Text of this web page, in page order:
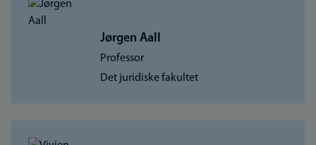
Jørgen Aall
Professor
Det juridiske fakultet